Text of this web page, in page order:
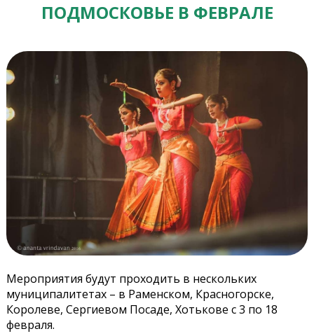
ПОДМОСКОВЬЕ В ФЕВРАЛЕ
Мероприятия будут проходить в нескольких
муниципалитетах – в Раменском, Красногорске,
Королеве, Сергиевом Посаде, Хотькове с 3 по 18
февраля.